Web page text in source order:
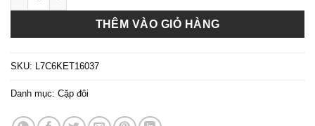
THÊM VÀO GIỎ HÀNG
SKU: L7C6KET16037
Danh mục: Cặp đôi